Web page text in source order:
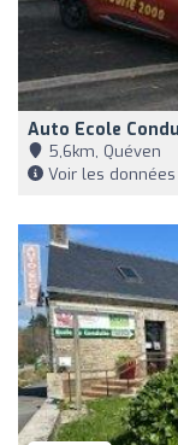
Auto Ecole
5,6km, Quéven
Voir les